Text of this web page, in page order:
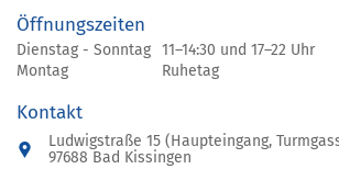
Öffnungszeiten
Dienstag - Sonntag 11–14:30 und 17–22 Uhr
Montag
Ruhetag
Kontakt
Ludwigstraße 15 (Haupteingang,
97688 Bad Kissingen